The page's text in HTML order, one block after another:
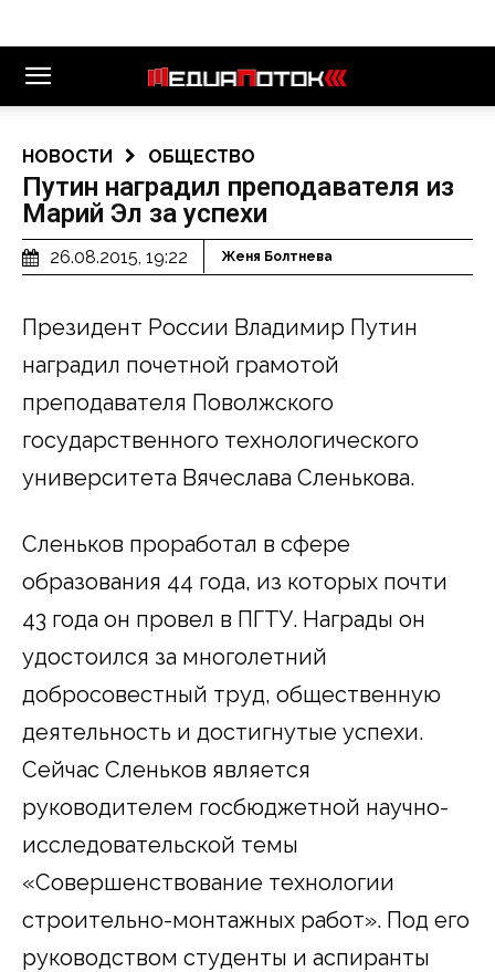
НОВОСТИ ОБЩЕСТВО
Путин наградил преподавателя из
Марий Эл за успехи
26.08.2015, 19:22 Женя Болтнева
Президент России Владимир Путин
наградил почетной грамотой
преподавателя Поволжского
государственного технологического
университета Вячеслава Сленькова.
Сленьков проработал в сфере
образования 44 года, из которых почти
43 года он провел в ПГТУ. Награды он
удостоился за многолетний
добросовестный труд, общественную
деятельность и достигнутые успехи.
Сейчас Сленьков является
руководителем госбюджетной научно-
исследовательской темы
«Совершенствование технологии
строительно-монтажных работ». Под его
руководством студенты и аспиранты